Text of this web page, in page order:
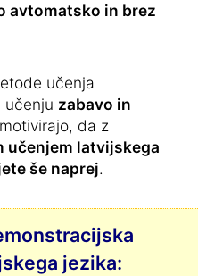
avtomatsko in brez
učenja
učenju zabavo in
da z
učenjem latvijskega
še naprej.
jezika: